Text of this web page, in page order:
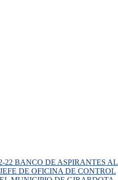
22 BANCO DE ASPIRANTES AL
DE OFICINA DE CONTROL